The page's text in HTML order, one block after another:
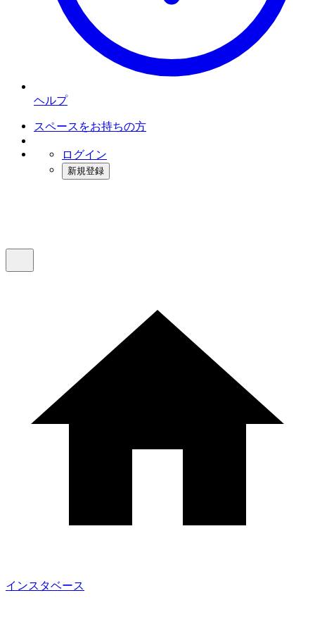
ヘルプ
スペースをお持ちの方
ログイン
新規登録
インスタベース